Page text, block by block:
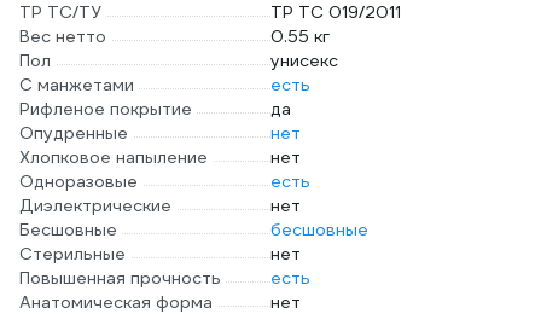
ТР ТС/ТУ
ТР ТС 019/2011
Вес нетто
0.55 кг
Пол
унисекс
С манжетами
есть
Рифленое покрытие
да
Опудренные
нет
Хлопковое напыление
нет
Одноразовые
есть
Диэлектрические
нет
Бесшовные
бесшовные
Стерильные
нет
Повышенная прочность
есть
Анатомическая форма
нет